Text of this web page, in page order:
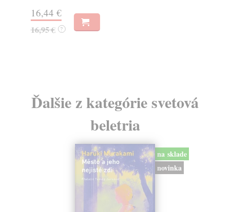
16,44 €
16,95 € ?
Ďalšie z kategórie svetová
beletria
na sklade
novinka